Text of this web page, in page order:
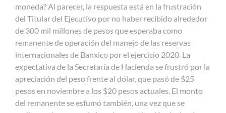
moneda? Al parecer, la respuesta está en la frustración
del Titular del Ejecutivo por no haber recibido alrededor
de 300 mil millones de pesos que esperaba como
remanente de operación del manejo de las reservas
internacionales de Banxico por el ejercicio 2020. La
expectativa de la Secretaría de Hacienda se frustró por la
apreciación del peso frente al dólar, que pasó de $25
pesos en noviembre a los $20 pesos actuales. El monto
del remanente se esfumó también, una vez que se